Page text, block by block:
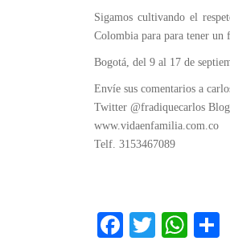
Sigamos cultivando el
Colombia para para tener un
Bogotá, del 9 al 17 de
Envíe sus comentarios a
Twitter @fradiquecarlos
www.vidaenfamilia.com.co
Telf. 3153467089
Fa T
W